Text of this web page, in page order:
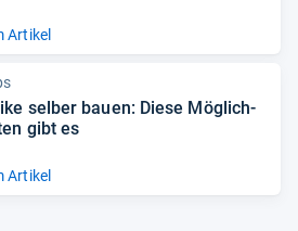
Artikel
sel­ber bauen: Diese Mög­lich­
gibt es
Artikel